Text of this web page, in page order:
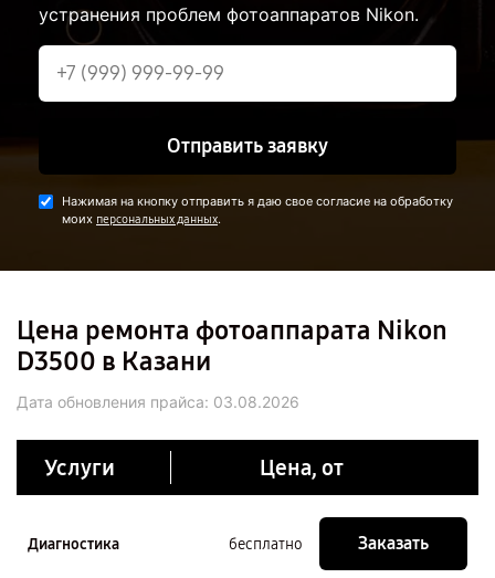
устранения проблем фотоаппаратов Nikon.
Отправить заявку
Нажимая на кнопку отправить я даю свое согласие на обработку
моих персональных данных.
Цена ремонта фотоаппарата Nikon
D3500 в Казани
Дата обновления прайса: 03.08.2026
Услуги Цена, от
Диагностика бесплатно Заказать